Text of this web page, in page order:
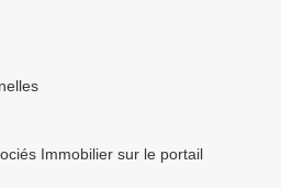
Immobilier sur le portail